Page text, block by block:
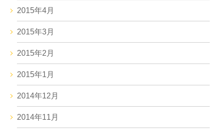
2015年4月
2015年3月
2015年2月
2015年1月
2014年12月
2014年11月